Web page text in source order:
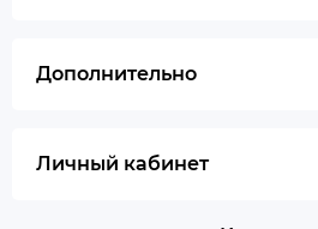
Дополнительно
Личный кабинет